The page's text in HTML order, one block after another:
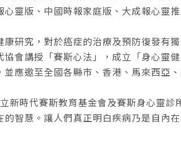
靈版、中國時報家庭版、大成報心靈
研究，對於癌症的治療及預防復發有
會講授「賽斯心法」，成立「身心靈
應邀至全國各縣市、香港、馬來西亞
新時代賽斯教育基金會及賽斯身心靈診
智慧。讓人們真正明白疾病乃是自內